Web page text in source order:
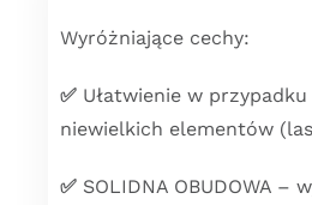
Wyróżniające cechy:
✅ Ułatwienie w
niewielkich elementów
✅ SOLIDNA OBUDOWA –